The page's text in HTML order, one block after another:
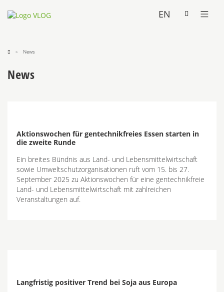
EN
News
News
Aktionswochen für gentechnikfreies Essen starten in
die zweite Runde
Ein breites Bündnis aus Land- und Lebensmittelwirtschaft
sowie Umweltschutzorganisationen ruft vom 15. bis 27.
September 2025 zu Aktionswochen für eine gentechnikfreie
Land- und Lebensmittelwirtschaft mit zahlreichen
Veranstaltungen auf.
Langfristig positiver Trend bei Soja aus Europa